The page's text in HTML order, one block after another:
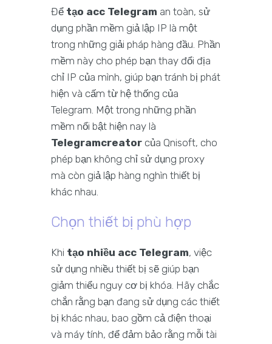
Để tạo acc Telegram an toàn, sử
dụng phần mềm giả lập IP là một
trong những giải pháp hàng đầu. Phần
mềm này cho phép bạn thay đổi địa
chỉ IP của mình, giúp bạn tránh bị phát
hiện và cấm từ hệ thống của
Telegram. Một trong những phần
mềm nổi bật hiện nay là
Telegramcreator của Qnisoft, cho
phép bạn không chỉ sử dụng proxy
mà còn giả lập hàng nghìn thiết bị
khác nhau.
Chọn thiết bị phù hợp
Khi tạo nhiều acc Telegram, việc
sử dụng nhiều thiết bị sẽ giúp bạn
giảm thiểu nguy cơ bị khóa. Hãy chắc
chắn rằng bạn đang sử dụng các thiết
bị khác nhau, bao gồm cả điện thoại
và máy tính, để đảm bảo rằng mỗi tài